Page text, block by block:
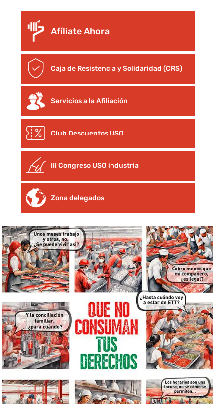
Afíliate Ahora
Caja de Resistencia y Solidaridad (CRS)
Servicios a la Afiliación
Club Descuentos USO
III Congreso USO industria
Zona delegados